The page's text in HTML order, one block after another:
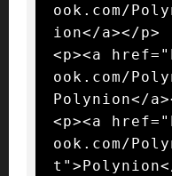
ook.com/
ion</a></p>
<p><a
ook.com/
Polynion</
<p><a
ook.com/